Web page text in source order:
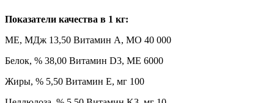
Показатели качества в 1 кг:
ME, МДж 13,50 Витамин A, МО 40 000
Белок, % 38,00 Витамин D3, МЕ 6000
Жиры, % 5,50 Витамин E, мг 100